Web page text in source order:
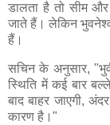
डालता है तो सीम
जाते हैं। लेकिन
हैं।
सचिन के अनुसार,
स्थिति में कई बार
बाद बाहर जाएगी,
कारण है।"